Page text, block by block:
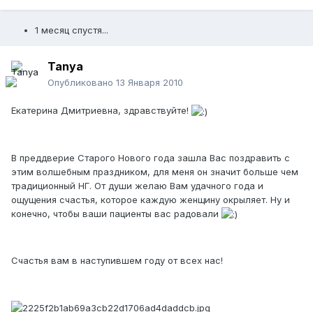
1 месяц спустя...
Tanya
Опубликовано 13 Января 2010
Екатерина Дмитриевна, здравствуйте!
В преддверие Старого Нового года зашла Вас поздравить с
этим волшебным праздником, для меня он значит больше чем
традиционный НГ. От души желаю Вам удачного года и
ощущения счастья, которое каждую женщину окрыляет. Ну и
конечно, чтобы ваши пациенты вас радовали
Счастья вам в наступившем году от всех нас!